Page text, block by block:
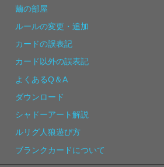
繭の部屋
ルールの変更・追加
カードの誤表記
カード以外の誤表記
よくあるQ＆A
ダウンロード
シャドーアート解説
ルリグ人狼遊び方
ブランクカードについて